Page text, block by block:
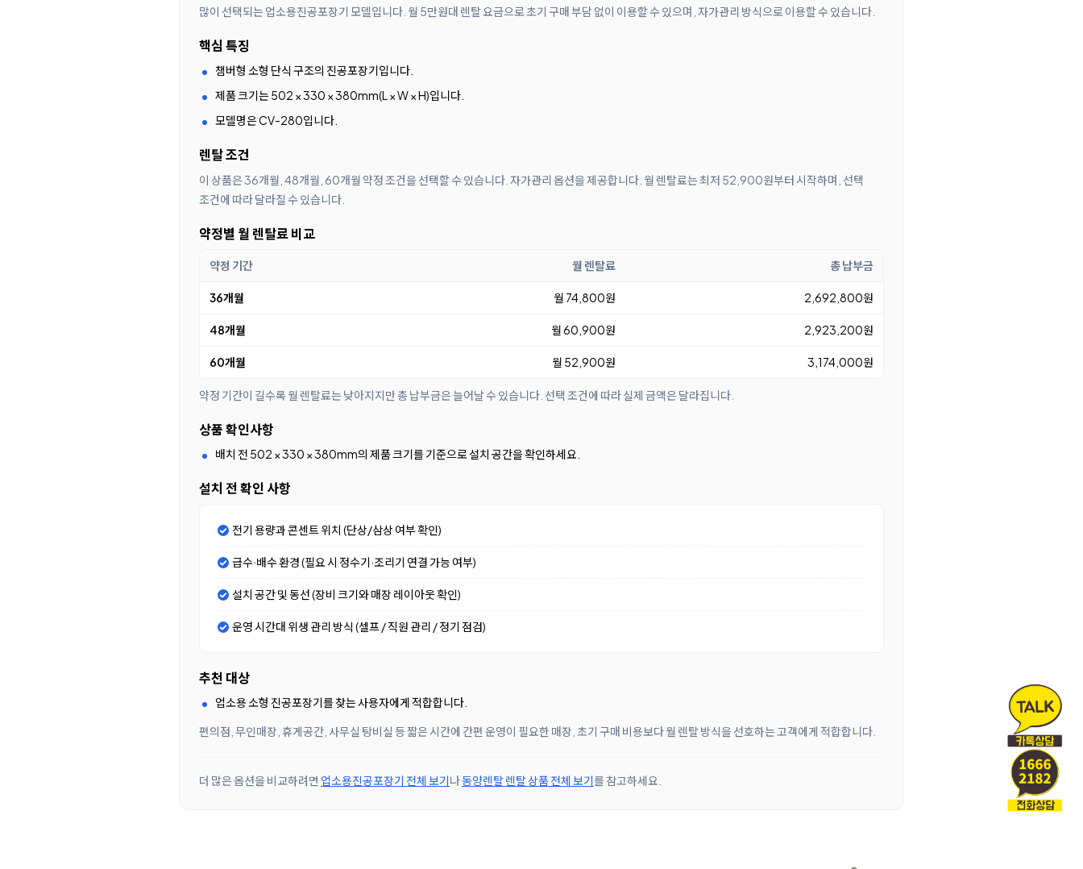
많이 선택되는 업소용진공포장기 모델입니다. 월 5만원대 렌탈 요금으로 초기 구매 부담 없이 이용할 수 있으며, 자가관리 방식으로 이용할 수 있습니다.
핵심 특징
챔버형 소형 단식 구조의 진공포장기입니다.
제품 크기는 502 × 330 × 380mm(L × W × H)입니다.
모델명은 CV-280입니다.
렌탈 조건
이 상품은 36개월, 48개월, 60개월 약정 조건을 선택할 수 있습니다. 자가관리 옵션을 제공합니다. 월 렌탈료는 최저 52,900원부터 시작하며, 선택
조건에 따라 달라질 수 있습니다.
약정별 월 렌탈료 비교
약정 기간 월 렌탈료 총 납부금
36개월 월 74,800원 2,692,800원
48개월 월 60,900원 2,923,200원
60개월 월 52,900원 3,174,000원
약정 기간이 길수록 월 렌탈료는 낮아지지만 총 납부금은 늘어날 수 있습니다. 선택 조건에 따라 실제 금액은 달라집니다.
상품 확인사항
배치 전 502 × 330 × 380mm의 제품 크기를 기준으로 설치 공간을 확인하세요.
설치 전 확인 사항
전기 용량과 콘센트 위치 (단상/삼상 여부 확인)
급수·배수 환경 (필요 시 정수기·조리기 연결 가능 여부)
설치 공간 및 동선 (장비 크기와 매장 레이아웃 확인)
운영 시간대 위생 관리 방식 (셀프 / 직원 관리 / 정기 점검)
추천 대상
업소용 소형 진공포장기를 찾는 사용자에게 적합합니다.
편의점, 무인매장, 휴게공간, 사무실 탕비실 등 짧은 시간에 간편 운영이 필요한 매장, 초기 구매 비용보다 월 렌탈 방식을 선호하는 고객에게 적합합니다.
더 많은 옵션을 비교하려면 업소용진공포장기 전체 보기나동양렌탈 렌탈 상품 전체 보기를 참고하세요.